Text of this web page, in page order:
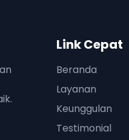
Link Cepat
Beranda
Layanan
Keunggulan
Testimonial